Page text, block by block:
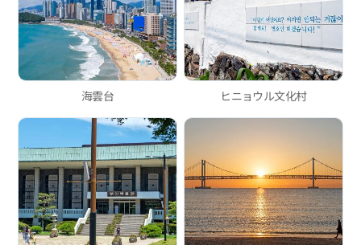
海雲台 ヒニョウル文化村